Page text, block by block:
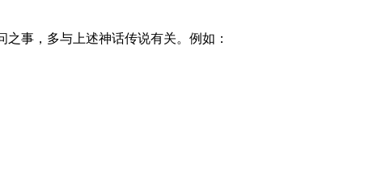
事，多与上述神话传说有关。例如：